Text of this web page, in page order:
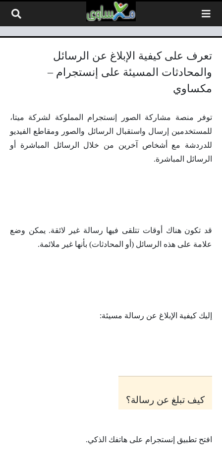
تعرف على كيفية الإبلاغ عن الرسائل
والمحادثات المسيئة على إنستجرام –
مكساوي
توفر منصة مشاركة الصور إنستجرام المملوكة لشركة ميتا،
للمستخدمين إرسال واستقبال الرسائل والصور ومقاطع الفيديو
للدردشة مع أشخاص آخرين من خلال الرسائل المباشرة أو
الرسائل المباشرة.
قد تكون هناك أوقات تتلقى فيها رسالة غير لائقة. يمكن وضع
علامة على هذه الرسائل (أو المحادثات) بأنها غير ملائمة.
إليك كيفية الإبلاغ عن رسالة مسيئة:
كيف تبلغ عن رسالة؟
افتح تطبيق إنستجرام على هاتفك الذكي.